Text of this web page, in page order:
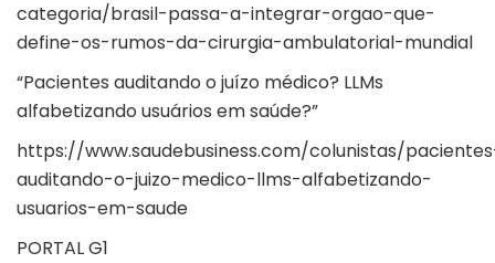
categoria/brasil-passa-a-integrar-orgao-que-
define-os-rumos-da-cirurgia-ambulatorial-mundial
“Pacientes auditando o juízo médico? LLMs
alfabetizando usuários em saúde?”
https://www.saudebusiness.com/colunistas/
auditando-o-juizo-medico-llms-alfabetizando-
usuarios-em-saude
PORTAL G1